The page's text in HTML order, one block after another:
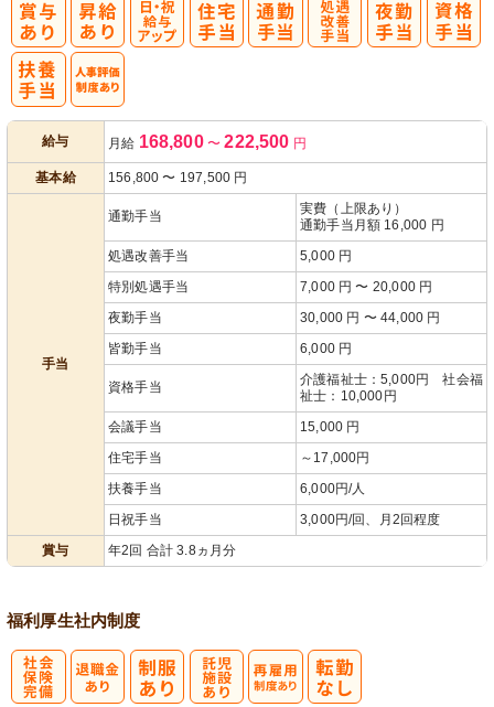
給与 月給 168,800 〜 222,500 円
基本給 156,800 〜 197,500 円
手当
通勤手当
実費（上限あり）
通勤手当月額 16,000 円
処遇改善手当
5,000 円
特別処遇手当
7,000 円 〜 20,000 円
夜勤手当
30,000 円 〜 44,000 円
皆勤手当
6,000 円
資格手当
介護福祉士：5,000円 社会福
祉士：10,000円
会議手当
15,000 円
住宅手当
～17,000円
扶養手当
6,000円/人
日祝手当
3,000円/回、月2回程度
賞与
年2回 合計 3.8ヵ月分
福利厚生社内制度